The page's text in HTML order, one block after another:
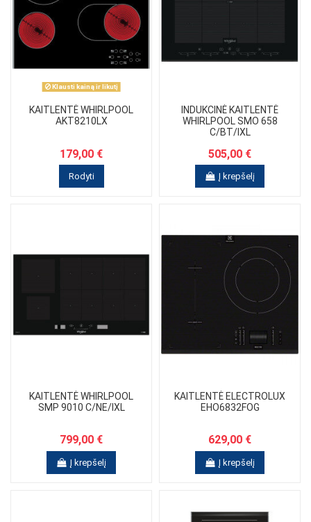
Klausti kainą ir likutį
KAITLENTĖ WHIRLPOOL
AKT8210LX
179,00 €
Rodyti
INDUKCINĖ KAITLENTĖ
WHIRLPOOL SMO 658
C/BT/IXL
505,00 €
Į krepšelį
KAITLENTĖ WHIRLPOOL
SMP 9010 C/NE/IXL
799,00 €
Į krepšelį
KAITLENTĖ ELECTROLUX
EHO6832FOG
629,00 €
Į krepšelį